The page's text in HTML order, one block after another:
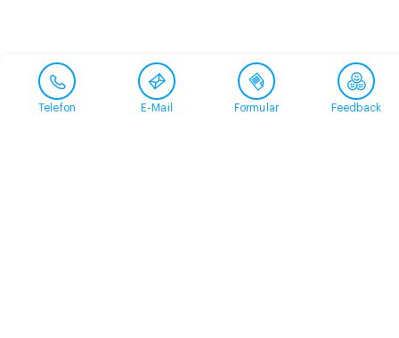
Telefon E-Mail Formular Feedback